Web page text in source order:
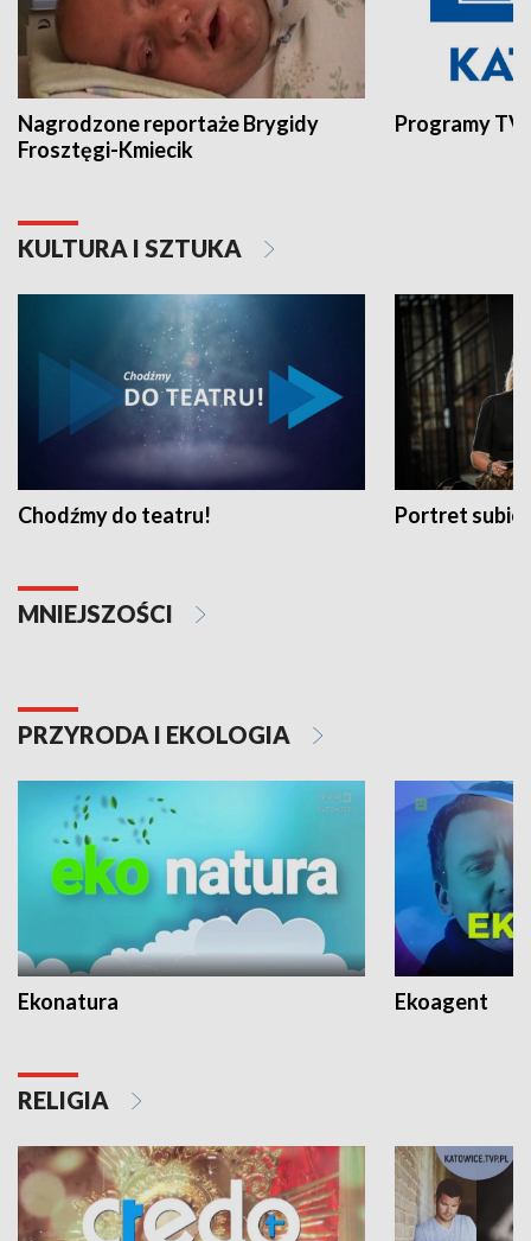
Nagrodzone reportaże Brygidy
Frosztęgi-Kmiecik
Programy
KULTURA I SZTUKA
Chodźmy do teatru! Portret
MNIEJSZOŚCI
PRZYRODA I EKOLOGIA
Ekonatura Ekoagent
RELIGIA